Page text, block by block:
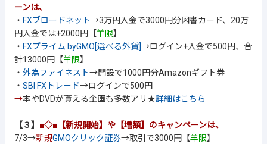
ーンは、
・ FXブロードネット→3万円入金で3000円分図書カード、20万
円入金では+2000円【羊限】
・ FXプライム byGMO[選べる外貨]→ログイン+入金で500円、合
計13000円【羊限】
・ 外為ファイネスト→開設で1000円分Amazonギフト券
・ SBI FXトレード→ログインで500円
→本やDVDが貰える企画も多数アリ★詳細はこちら
【３】 ■◇■【新規開始】や【増額】のキャンペーンは、
7/3→新規GMOクリック証券→取引で3000円【羊限】